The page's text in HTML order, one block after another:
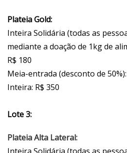
Plateia Gold:
Inteira Solidária (todas as
mediante a doação de 1kg de
R$ 180
Meia-entrada (desconto de
Inteira: R$ 350
Lote 3:
Plateia Alta Lateral: